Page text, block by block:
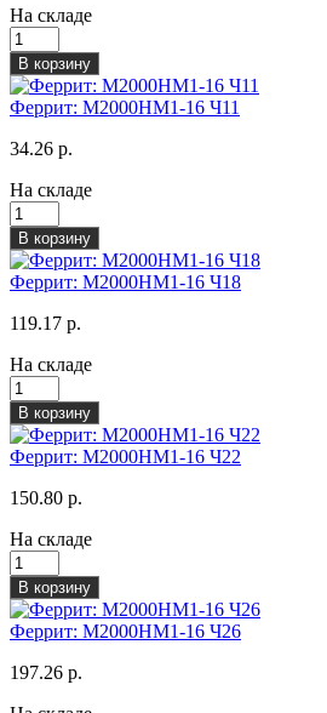
На складе
В корзину
Феррит: М2000НМ1-16 Ч11
34.26 р.
На складе
В корзину
Феррит: М2000НМ1-16 Ч18
119.17 р.
На складе
В корзину
Феррит: М2000НМ1-16 Ч22
150.80 р.
На складе
В корзину
Феррит: М2000НМ1-16 Ч26
197.26 р.